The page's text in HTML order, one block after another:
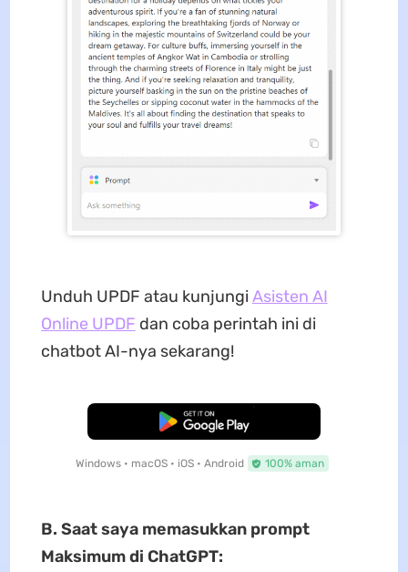
Unduh UPDF atau kunjungiAsisten AI
Online UPDF dan coba perintah ini di
chatbot AI-nya sekarang!
Unduh Gratis
Windows • macOS • iOS • Android 100% aman
B. Saat saya memasukkan prompt
Maksimum di ChatGPT: